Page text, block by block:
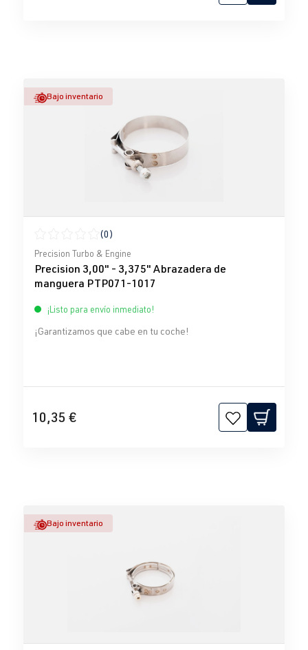
Bajo inventario
Calificación promedio de 0 de 5 estrellas
(0)
Precision Turbo & Engine
Precision 3,00" - 3,375" Abrazadera de
manguera PTP071-1017
¡Listo para envío inmediato!
¡Garantizamos que cabe en tu coche!
10,35 €
Bajo inventario